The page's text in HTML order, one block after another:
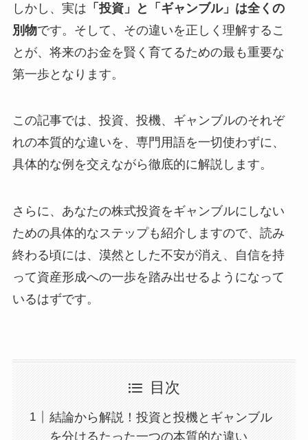
しかし、実は 「投資」と「ギャンブル」は全くの
別物です。そして、その違いを正しく理解するこ
とが、将来のお金を賢く育てるための最も重要な
第一歩となります。
この記事では、投資、投機、ギャンブルのそれぞ
れの本質的な違いを、専門用語を一切使わずに、
具体的な例を交えながら徹底的に解説します。
さらに、あなたの株式投資をギャンブルにしない
ための具体的なステップも紹介しますので、読み
終わる頃には、漠然とした不安が消え、自信を持
って資産形成への一歩を踏み出せるようになって
いるはずです。
目次
結論から解説！投資と投機とギャンブル
を分けるたった一つの本質的な違い